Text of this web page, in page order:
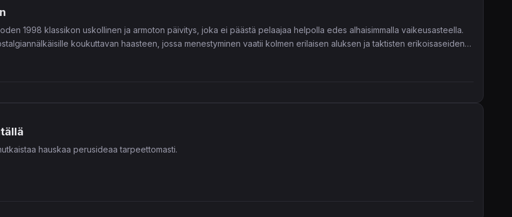
1998 klassikon uskollinen ja armoton päivitys, joka ei päästä pelaajaa helpolla edes alhaisimmalla vaikeusasteella.
koukuttavan haasteen, jossa menestyminen vaatii kolmen erilaisen aluksen ja taktisten erikoisaseiden
hauskaa perusideaa tarpeettomasti.